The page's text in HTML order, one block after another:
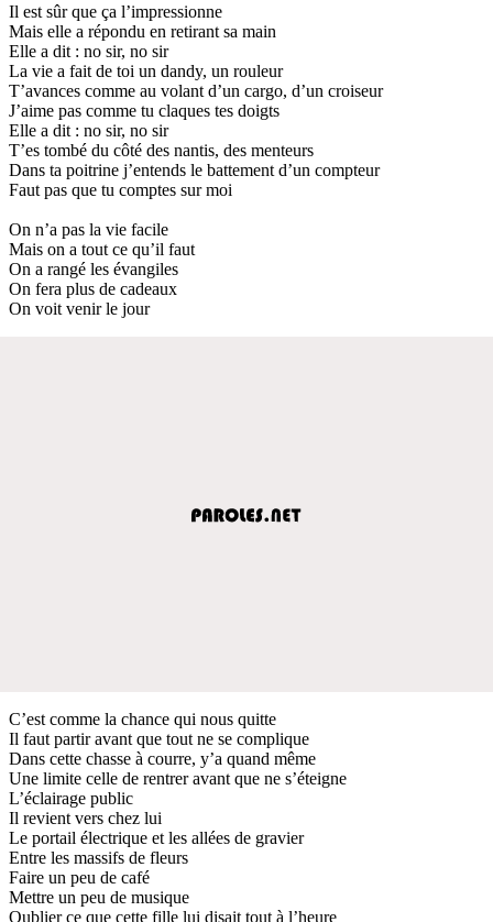
Il est sûr que ça l’impressionne
Mais elle a répondu en retirant sa main
Elle a dit : no sir, no sir
La vie a fait de toi un dandy, un rouleur
T’avances comme au volant d’un cargo, d’un croiseur
J’aime pas comme tu claques tes doigts
Elle a dit : no sir, no sir
T’es tombé du côté des nantis, des menteurs
Dans ta poitrine j’entends le battement d’un compteur
Faut pas que tu comptes sur moi
On n’a pas la vie facile
Mais on a tout ce qu’il faut
On a rangé les évangiles
On fera plus de cadeaux
On voit venir le jour
C’est comme la chance qui nous quitte
Il faut partir avant que tout ne se complique
Dans cette chasse à courre, y’a quand même
Une limite celle de rentrer avant que ne s’éteigne
L’éclairage public
Il revient vers chez lui
Le portail électrique et les allées de gravier
Entre les massifs de fleurs
Faire un peu de café
Mettre un peu de musique
Oublier ce que cette fille lui disait tout à l’heure